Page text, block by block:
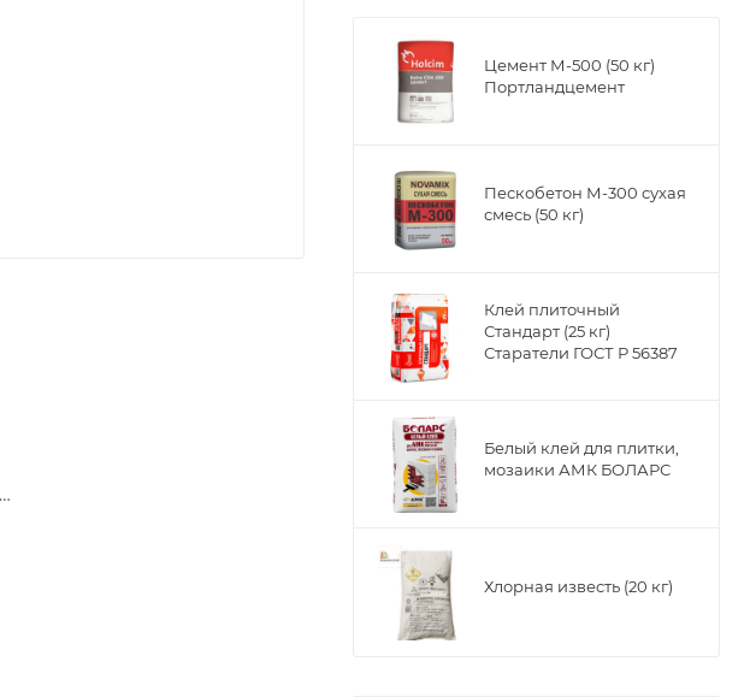
Цемент М-500 (50 кг)
Портландцемент
Пескобетон М-300 сухая
смесь (50 кг)
Клей плиточный
Стандарт (25 кг)
Старатели ГОСТ Р 56387
Белый клей для плитки,
мозаики АМК БОЛАРС
Хлорная известь (20 кг)